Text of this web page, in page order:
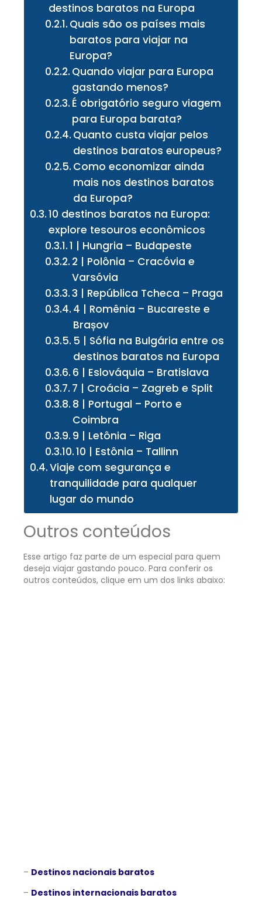
destinos baratos na Europa
Quais são os países mais
baratos para viajar na
Europa?
Quando viajar para Europa
gastando menos?
É obrigatório seguro viagem
para Europa barata?
Quanto custa viajar pelos
destinos baratos europeus?
Como economizar ainda
mais nos destinos baratos
da Europa?
10 destinos baratos na Europa:
explore tesouros econômicos
1 | Hungria – Budapeste
2 | Polônia – Cracóvia e
Varsóvia
3 | República Tcheca – Praga
4 | Romênia – Bucareste e
Brașov
5 | Sófia na Bulgária entre os
destinos baratos na Europa
6 | Eslováquia – Bratislava
7 | Croácia – Zagreb e Split
8 | Portugal – Porto e
Coimbra
9 | Letônia – Riga
10 | Estônia – Tallinn
Viaje com segurança e
tranquilidade para qualquer
lugar do mundo
Outros conteúdos
Esse artigo faz parte de um especial para quem
deseja viajar gastando pouco. Para conferir os
outros conteúdos, clique em um dos links abaixo:
– Destinos nacionais baratos
– Destinos internacionais baratos